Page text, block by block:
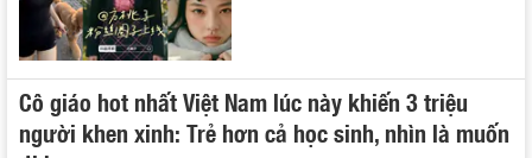
Cô giáo hot nhất Việt Nam lúc này khiến 3 triệu
người khen xinh: Trẻ hơn cả học sinh, nhìn là muốn